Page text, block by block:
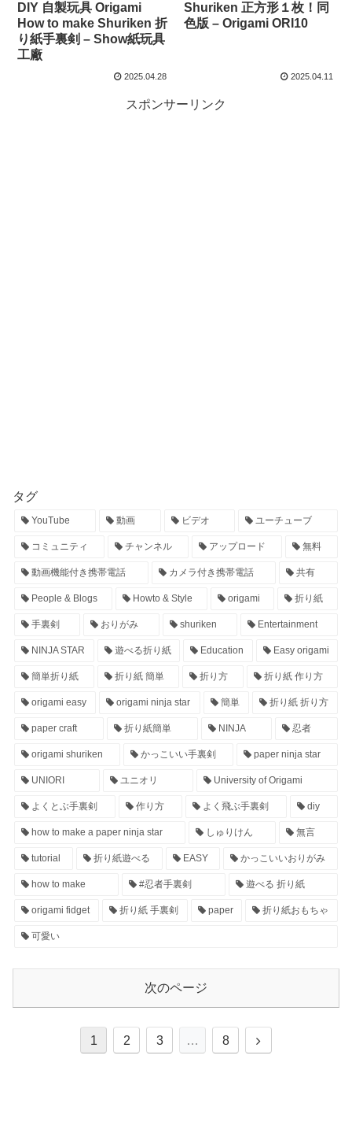
DIY 自製玩具 Origami
How to make Shuriken 折
り紙手裏剣 – Show紙玩具
工廠
2025.04.28
Shuriken 正方形１枚！同
色版 – Origami ORI10
2025.04.11
スポンサーリンク
タグ
YouTube 動画 ビデオ ユーチューブ
コミュニティ チャンネル アップロード 無料
動画機能付き携帯電話 カメラ付き携帯電話 共有
People & Blogs Howto & Style origami 折り紙
手裏剣 おりがみ shuriken Entertainment
NINJA STAR 遊べる折り紙 Education Easy origami
簡単折り紙 折り紙 簡単 折り方 折り紙 作り方
origami easy origami ninja star 簡単 折り紙 折り方
paper craft 折り紙簡単 NINJA 忍者
origami shuriken かっこいい手裏剣 paper ninja star
UNIORI ユニオリ University of Origami
よくとぶ手裏剣 作り方 よく飛ぶ手裏剣 diy
how to make a paper ninja star しゅりけん 無言
tutorial 折り紙遊べる EASY かっこいいおりがみ
how to make #忍者手裏剣 遊べる 折り紙
origami fidget 折り紙 手裏剣 paper 折り紙おもちゃ
可愛い
次のページ
1 2 3 … 8